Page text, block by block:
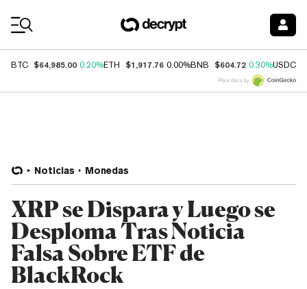
BTC $64,985.00 0.20%ETH $1,917.76 0.00%BNB $604.72 0.30%USDC
Price data by
Noticias Monedas
XRP se Dispara y Luego se
Desploma Tras Noticia
Falsa Sobre ETF de
BlackRock